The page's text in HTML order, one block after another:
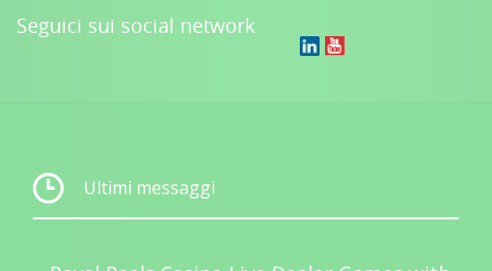
Seguici sui social network
Ultimi messaggi